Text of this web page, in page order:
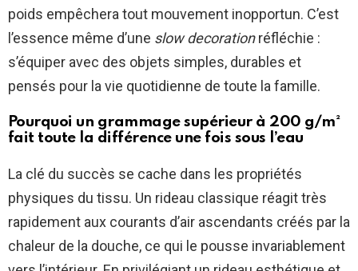
poids empêchera tout mouvement inopportun. C’est
l’essence même d’une slow decorationréfléchie :
s’équiper avec des objets simples, durables et
pensés pour la vie quotidienne de toute la famille.
Pourquoi un grammage supérieur à 200 g/m²
fait toute la différence une fois sous l’eau
La clé du succès se cache dans les propriétés
physiques du tissu. Un rideau classique réagit très
rapidement aux courants d’air ascendants créés par la
chaleur de la douche, ce qui le pousse invariablement